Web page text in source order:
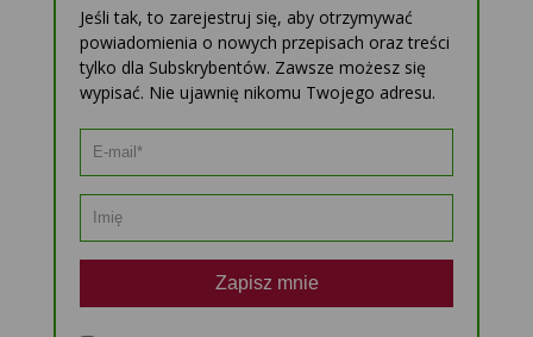
Jeśli tak, to zarejestruj się, aby otrzymywać
powiadomienia o nowych przepisach oraz treści
tylko dla Subskrybentów. Zawsze możesz się
wypisać. Nie ujawnię nikomu Twojego adresu.
Zapisz mnie